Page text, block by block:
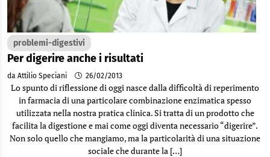
problemi-digestivi
Per digerire anche i risultati
da Attilio Speciani 26/02/2013
Lo spunto di riflessione di oggi nasce dalla difficoltà di reperimento
in farmacia di una particolare combinazione enzimatica spesso
utilizzata nella nostra pratica clinica. Si tratta di un prodotto che
facilita la digestione e mai come oggi diventa necessario “digerire”.
Non solo quello che mangiamo, ma la particolarità di una situazione
sociale che durante la […]